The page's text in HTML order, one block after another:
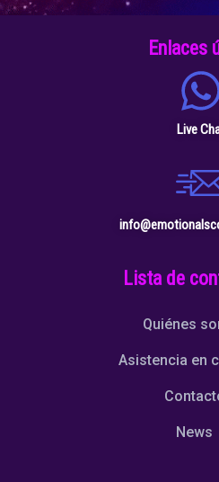
Enlaces
Live
Lista de
Quiénes
Asistencia en
News